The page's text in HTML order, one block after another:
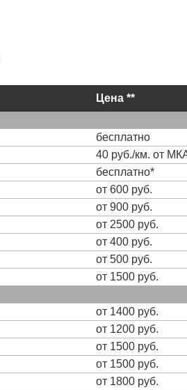
Цена **
бесплатно
40 руб./км. от
бесплатно*
от 600 руб.
от 900 руб.
от 2500 руб.
от 400 руб.
от 500 руб.
от 1500 руб.
от 1400 руб.
от 1200 руб.
от 1500 руб.
от 1500 руб.
от 1800 руб.